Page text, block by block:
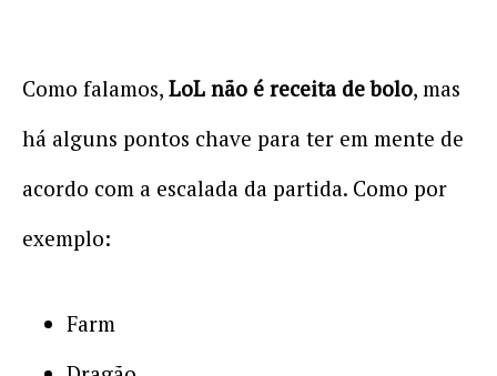
Como falamos, LoL não é receita de bolo, mas
há alguns pontos chave para ter em mente de
acordo com a escalada da partida. Como por
exemplo:
Farm